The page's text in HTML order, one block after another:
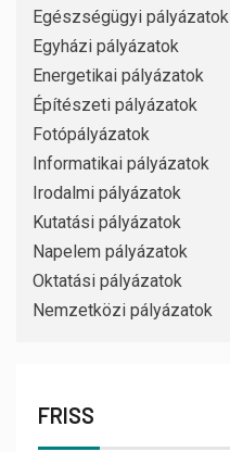
Egészségügyi pályázatok
Egyházi pályázatok
Energetikai pályázatok
Építészeti pályázatok
Fotópályázatok
Informatikai pályázatok
Irodalmi pályázatok
Kutatási pályázatok
Napelem pályázatok
Oktatási pályázatok
Nemzetközi pályázatok
FRISS